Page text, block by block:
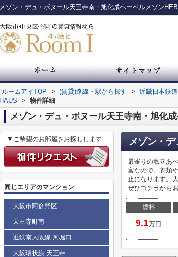
ルームアイTOP > (賃貸)路線・駅から探す > 近畿日本鉄
HAUS
> 物件詳細
メゾン・デュ・ボヌール天王寺南・旭化
メゾン・
最寄りの私立あ
富なので、衣類
止になります。
ぜひコチラから
賃料
9.1万円
▼ご希望のお部屋をお探しします
同じエリアのマンション
大阪市阿倍野区
天王寺町南
近鉄南大阪線 河堀口
大阪環状線 天王寺